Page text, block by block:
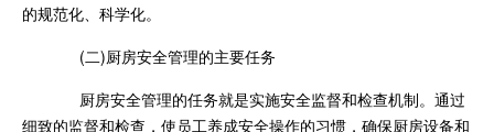
的规范化、科学化。
(二)厨房安全管理的主要任务
厨房安全管理的任务就是实施安全监督和检查机制。通过
细致的监督和检查，使员工养成安全操作的习惯，确保厨房设备和